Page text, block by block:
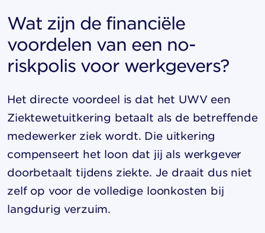
Wat zijn de financiële
voordelen van een no-
riskpolis voor werkgevers?
Het directe voordeel is dat het UWV een
Ziektewetuitkering betaalt als de betreffende
medewerker ziek wordt. Die uitkering
compenseert het loon dat jij als werkgever
doorbetaalt tijdens ziekte. Je draait dus niet
zelf op voor de volledige loonkosten bij
langdurig verzuim.